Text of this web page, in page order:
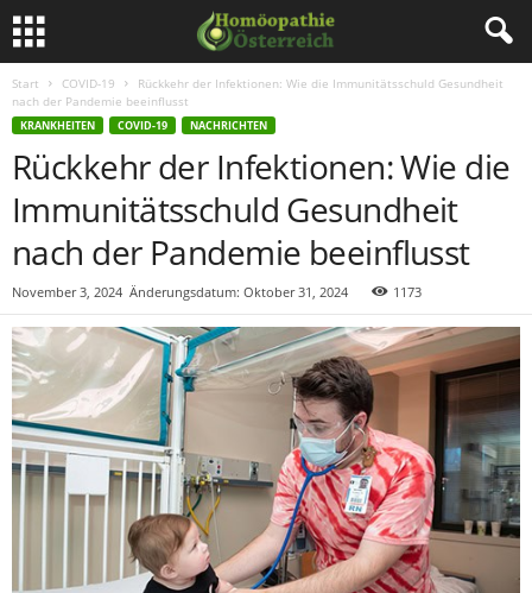
Start COVID-19
Rückkehr der Infektionen: Wie die Immunitätsschuld Gesundheit
nach der Pandemie beeinflusst
KRANKHEITEN COVID-19 NACHRICHTEN
Rückkehr der Infektionen: Wie die
Immunitätsschuld Gesundheit
nach der Pandemie beeinflusst
November 3, 2024 Änderungsdatum: Oktober 31, 2024 1173